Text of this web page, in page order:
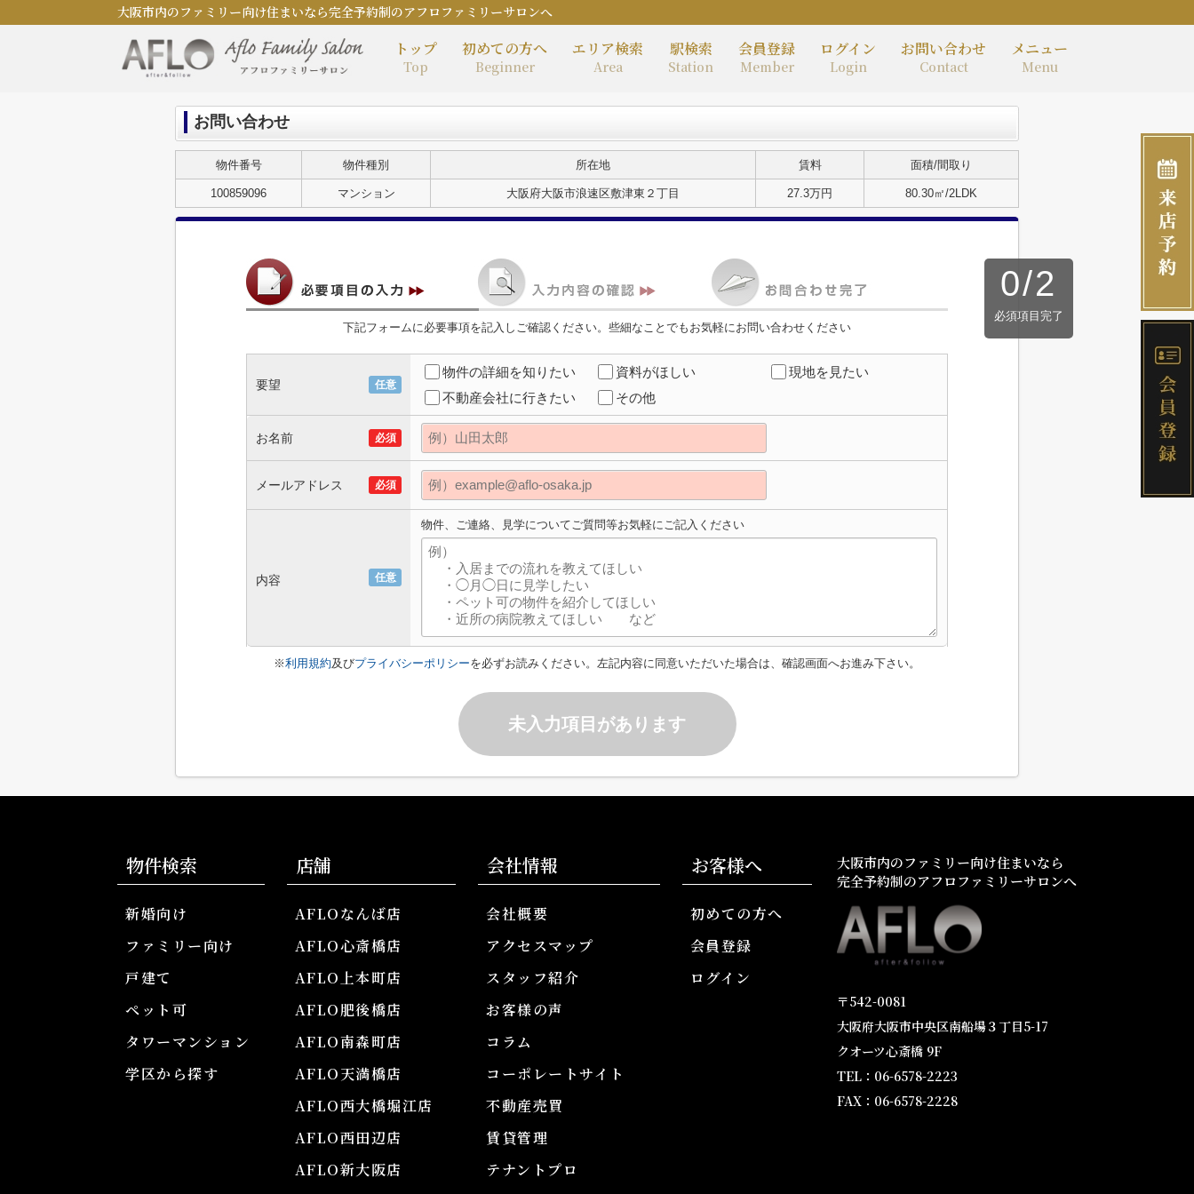
大阪市内のファミリー向け住まいなら完全予約制のアフロファミリーサロンへ
トップ
Top
初めての方へ
Beginner
エリア検索
Area
駅検索
Station
会員登録
Member
ログイン
Login
お問い合わせ
Contact
メニュー
Menu
お問い合わせ
物件番号 物件種別 所在地 賃料 面積/間取り
100859096 マンション 大阪府大阪市浪速区敷津東２丁目 27.3万円 80.30㎡/2LDK
0/2
必須項目完了
下記フォームに必要事項を記入しご確認ください。些細なことでもお気軽にお問い合わせください
要望 任意
物件の詳細を知りたい 資料がほしい
現地を見たい
不動産会社に行きたい
その他
お名前 必須
メールアドレス 必須
内容 任意
物件、ご連絡、見学についてご質問等お気軽にご記入ください
※利用規約及びプライバシーポリシーを必ずお読みください。左記内容に同意いただいた場合は、確認画面へお進み下さい。
未入力項目があります
物件検索
新婚向け
ファミリー向け
戸建て
ペット可
タワーマンション
学区から探す
店舗
AFLOなんば店
AFLO心斎橋店
AFLO上本町店
AFLO肥後橋店
AFLO南森町店
AFLO天満橋店
AFLO西大橋堀江店
AFLO西田辺店
AFLO新大阪店
会社情報
会社概要
アクセスマップ
スタッフ紹介
お客様の声
コラム
コーポレートサイト
不動産売買
賃貸管理
テナントプロ
お客様へ
初めての方へ
会員登録
ログイン
大阪市内のファミリー向け住まいなら
完全予約制のアフロファミリーサロンへ
〒542-0081
大阪府大阪市中央区南船場３丁目5-17
クオーツ心斎橋 9F
TEL：06-6578-2223
FAX：06-6578-2228